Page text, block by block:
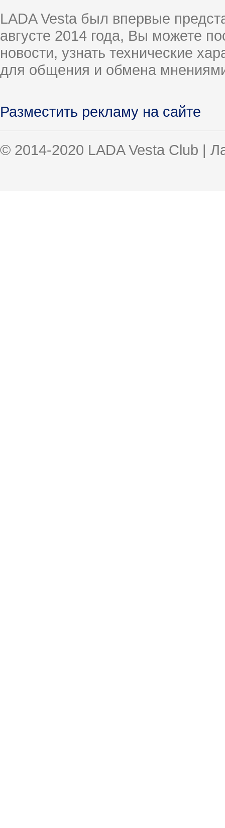
LADA Vesta был впервые
августе 2014 года, Вы можете
новости, узнать технические
для общения и обмена
Разместить рекламу на сайте
© 2014-2020 LADA Vesta Club |